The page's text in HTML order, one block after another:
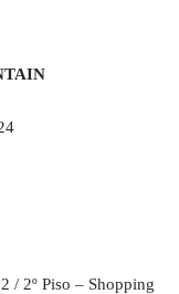
/ 2º Piso – Shopping